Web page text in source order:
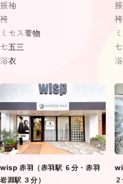
振袖
袴
ミセス着物
七五三
浴衣
袴
wisp 赤羽（赤羽駅 ６分・赤羽
岩淵駅 ３分）